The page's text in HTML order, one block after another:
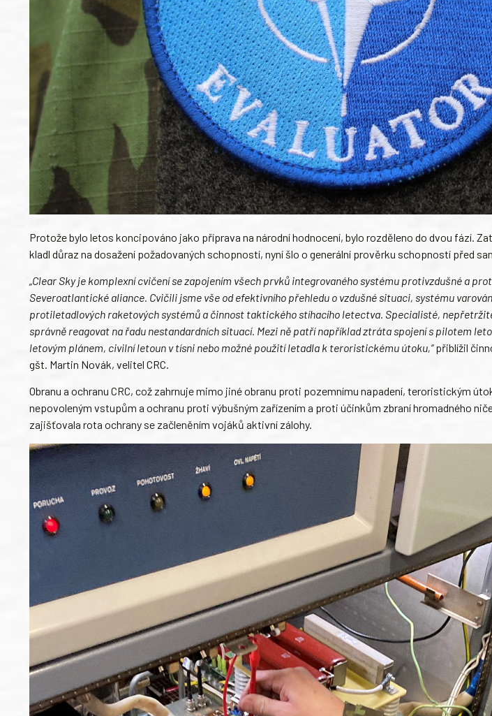
Protože bylo letos koncipováno jako příprava na národní hodnocení, bylo rozděleno do dvou fází.
kladl důraz na dosažení požadovaných schopností, nyní šlo o generální prověrku schopností před
„Clear Sky je komplexní cvičení se zapojením všech prvků integrovaného systému protivzdušné a
Severoatlantické aliance. Cvičili jsme vše od efektivního přehledu o vzdušné situaci, systému
protiletadlových raketových systémů a činnost taktického stíhacího letectva. Specialisté,
správně reagovat na řadu nestandardních situací. Mezi ně patří například ztráta spojení s pilotem
letovým plánem, civilní letoun v tísni nebo možné použití letadla k teroristickému útoku,“přiblížil
gšt. Martin Novák, velitel CRC.
Obranu a ochranu CRC, což zahrnuje mimo jiné obranu proti pozemnímu napadení, teroristickým
nepovoleným vstupům a ochranu proti výbušným zařízením a proti účinkům zbraní hromadného
zajišťovala rota ochrany se začleněním vojáků aktivní zálohy.